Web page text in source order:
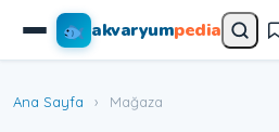
akvaryumpedia
Ana Sayfa › Mağaza